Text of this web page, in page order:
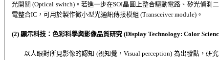
光開關 (Optical switch)。若進一步在SOI晶圓上整合驅動電路、矽光偵測
電整合IC ，可用於製作微小型光通訊傳接模組 (Transceiver module) 。
(2) 顯示科技：色彩科學與影像品質研究 (Display Technology: Color
以人眼對所見影像的認知 (視知覺，Visual perception) 為出發點，研